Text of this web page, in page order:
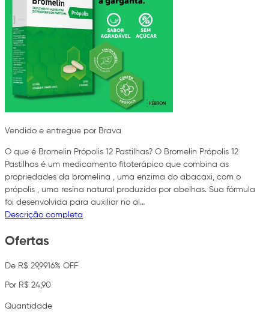
Vendido e entregue por Brava
O que é Bromelin Própolis 12 Pastilhas? O Bromelin Própolis 12
Pastilhas é um medicamento fitoterápico que combina as
propriedades da bromelina , uma enzima do abacaxi, com o
própolis , uma resina natural produzida por abelhas. Sua fórmula
foi desenvolvida para auxiliar no al…
Descrição completa
Ofertas
De R$ 29,9916% OFF
Por R$ 24,90
Quantidade